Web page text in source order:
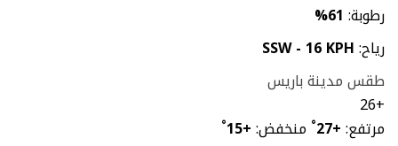
رطوبة: 61%
رياح:SSW - 16 KPH
طقس مدينة باريس
+
26
مرتفع:+
27
° منخفض:+
15
°